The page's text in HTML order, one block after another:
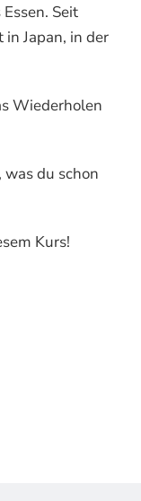
Seit
Japan, in der
Wiederholen
du schon
Kurs!